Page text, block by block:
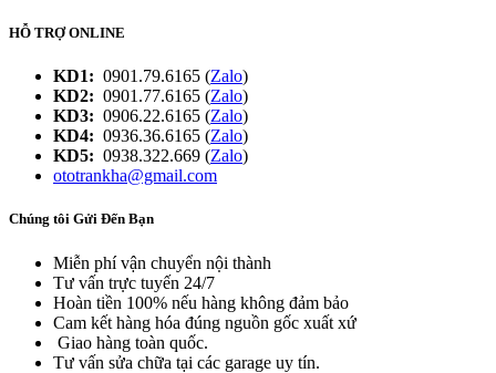
HỖ TRỢ ONLINE
KD1: 0901.79.6165 (Zalo)
KD2: 0901.77.6165 (Zalo)
KD3: 0906.22.6165 (Zalo)
KD4: 0936.36.6165 (Zalo)
KD5: 0938.322.669 (Zalo)
ototrankha@gmail.com
Chúng tôi Gửi Đến Bạn
Miễn phí vận chuyển nội thành
Tư vấn trực tuyến 24/7
Hoàn tiền 100% nếu hàng không đảm bảo
Cam kết hàng hóa đúng nguồn gốc xuất xứ
Giao hàng toàn quốc.
Tư vấn sửa chữa tại các garage uy tín.